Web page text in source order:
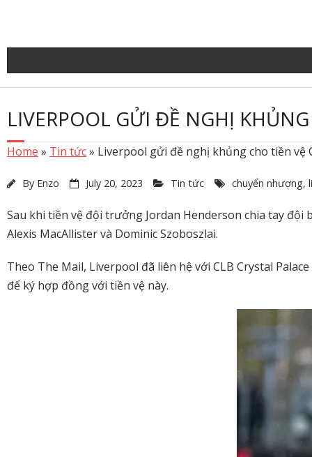
content
LIVERPOOL GỬI ĐỀ NGHỊ
Home » Tin tức» Liverpool gửi đề nghị khủng cho tiền vệ
By Enzo July 20, 2023 Tin tức chuyển nhượng,
Sau khi tiền vệ đội trưởng Jordan Henderson chia tay
Alexis MacAllister và Dominic Szoboszlai.
Theo The Mail, Liverpool đã liên hệ với CLB Crystal
để ký hợp đồng với tiền vệ này.